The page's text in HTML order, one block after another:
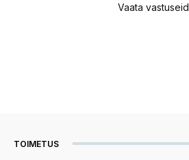
Vaata vastuseid
TOIMETUS